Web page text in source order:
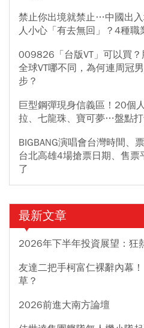
禁止你出境就禁止…中國出
人小心「有去無回」？4種職
009826「台版VT」可以買
全球VT哪不同，為何連周冠
步？
巨型鋼彈現身信義區！20個
拉、七龍珠、寶可夢…盤點
BIGBANG演唱會台灣時間、
台北高雄4場搶票日期、售
了
最新文章
2026年下半年投資展望：狂
友達二把手柯富仁裸辭內幕
草？
2026前進大南方論壇